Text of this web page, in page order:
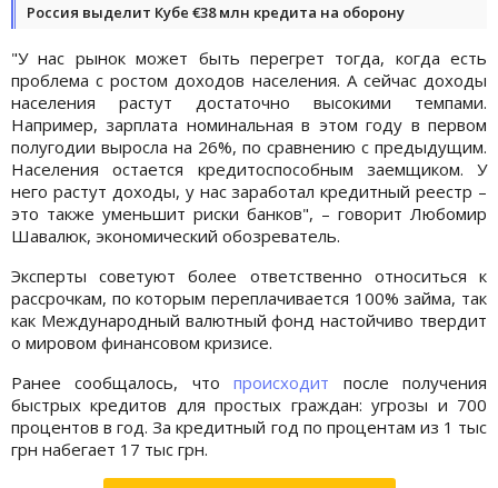
Россия выделит Кубе €38 млн кредита на оборону
"У нас рынок может быть перегрет тогда, когда есть
проблема с ростом доходов населения. А сейчас доходы
населения растут достаточно высокими темпами.
Например, зарплата номинальная в этом году в первом
полугодии выросла на 26%, по сравнению с предыдущим.
Населения остается кредитоспособным заемщиком. У
него растут доходы, у нас заработал кредитный реестр –
это также уменьшит риски банков", – говорит Любомир
Шавалюк, экономический обозреватель.
Эксперты советуют более ответственно относиться к
рассрочкам, по которым переплачивается 100% займа, так
как Международный валютный фонд настойчиво твердит
о мировом финансовом кризисе.
Ранее сообщалось, чтопроисходит после получения
быстрых кредитов для простых граждан: угрозы и 700
процентов в год. За кредитный год по процентам из 1 тыс
грн набегает 17 тыс грн.